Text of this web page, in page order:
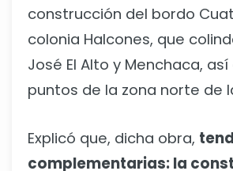
construcción del bordo
colonia Halcones, que
José El Alto y Menchaca,
puntos de la zona norte de
Explicó que, dicha obra,
complementarias: la